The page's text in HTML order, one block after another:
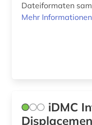
europa (2)
Dateiformaten
Mehr Informationen
iDMC